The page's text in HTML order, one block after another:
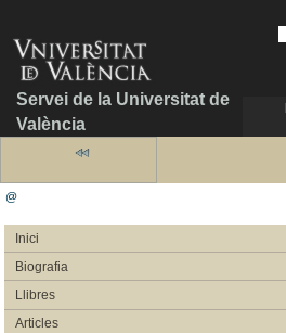
Servei de la Universitat de
València
@
Inici
Biografia
Llibres
Articles